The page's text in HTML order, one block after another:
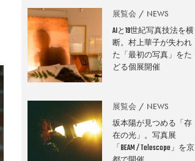
展覧会 NEWS
AIと19世紀写真技法を横
断。村上華子が失われ
た「最初の写真」をた
どる個展開催
展覧会 NEWS
坂本陽が見つめる「存
在の光」。写真展
「BEAM / Telescope」を京